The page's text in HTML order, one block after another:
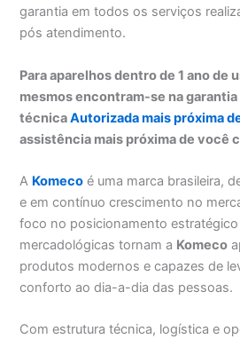
garantia em todos os serviços
pós atendimento.
Para aparelhos dentro de 1 ano de
mesmos encontram-se na
técnicaAutorizada mais próxima
assistência mais próxima de você
A Komeco é uma marca brasileira,
e em contínuo crescimento no
foco no posicionamento
mercadológicas tornam a Komeco
produtos modernos e capazes de
conforto ao dia-a-dia das pessoas.
Com estrutura técnica, logística e